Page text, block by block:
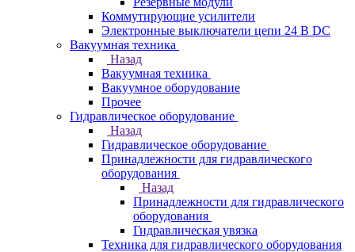
Коммутирующие усилители
Электронные выключатели цепи 24 В DC
Вакуумная техника
Назад
Вакуумная техника
Вакуумное оборудование
Прочее
Гидравлическое оборудование
Назад
Гидравлическое оборудование
Принадлежности для гидравлического
оборудования
Назад
Принадлежности для гидравлического
оборудования
Гидравлическая увязка
Техника для гидравлического оборудования